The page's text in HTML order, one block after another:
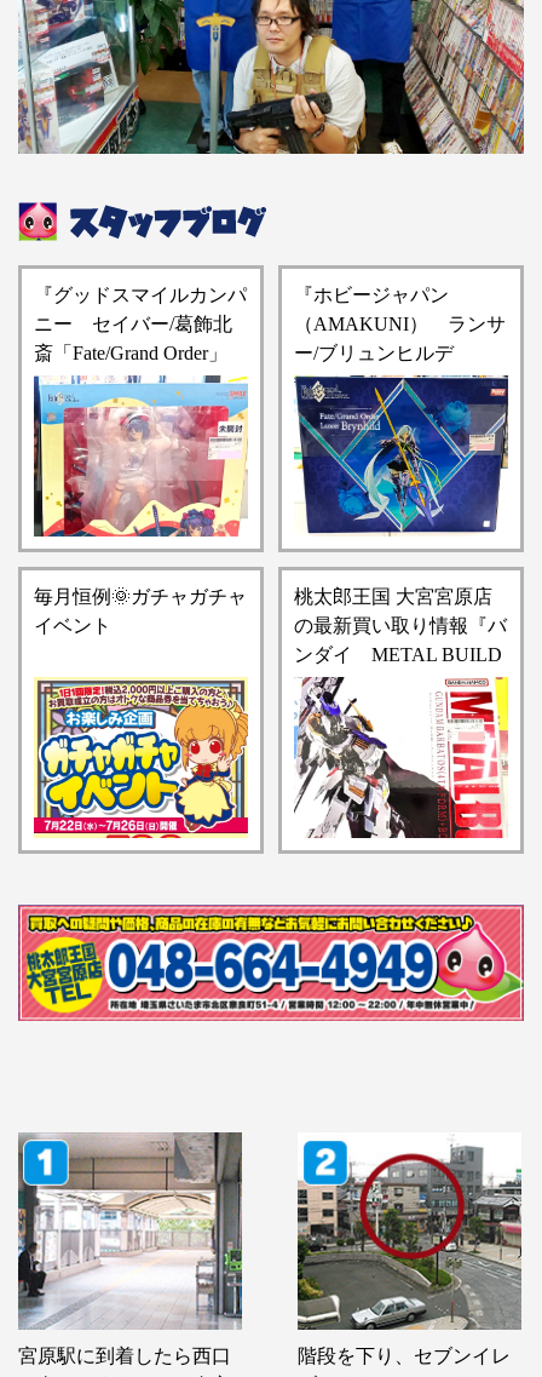
『グッドスマイルカンパ
ニー セイバー/葛飾北
斎「Fate/Grand Order」
1/7スケールフィギュ
ア』買い取りさせていた
だきました！！【桃太郎
王国 大宮宮原店の買取
情報をお知らせします】
『ホビージャパン
（AMAKUNI） ランサ
ー/ブリュンヒルデ
「Fate/Grand Order」1/7
スケールフィギュア』お
売りいただきました！！
【桃太郎王国 大宮宮原
店の入荷情報となりま
す】
毎月恒例🌞ガチャガチャ
イベント
桃太郎王国 大宮宮原店
の最新買い取り情報『バ
ンダイ METAL BUILD
ガンダムバルバトス（第
4形態）＋ブーメランメ
イス「機動戦士ガンダム
鉄血のオルフェンズ」可
動フィギュア』
宮原駅に到着したら西口
階段を下り、セブンイレ